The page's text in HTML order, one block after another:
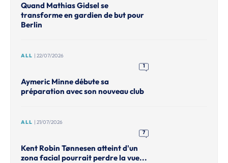
Quand Mathias Gidsel se
transforme en gardien de but pour
Berlin
ALL | 22/07/2026
1
Aymeric Minne débute sa
préparation avec son nouveau club
ALL | 21/07/2026
7
Kent Robin Tønnesen atteint d'un
zona facial pourrait perdre la vue...